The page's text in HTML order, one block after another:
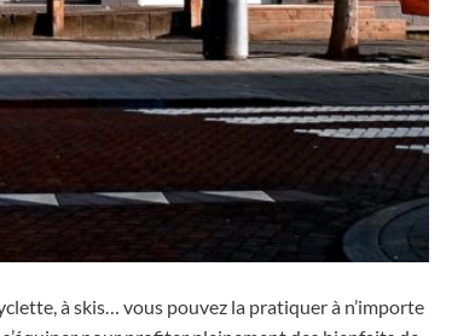
à skis… vous pouvez la pratiquer à n’importe